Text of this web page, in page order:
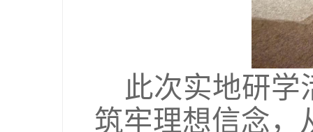
此次实地研
筑牢理想信念，